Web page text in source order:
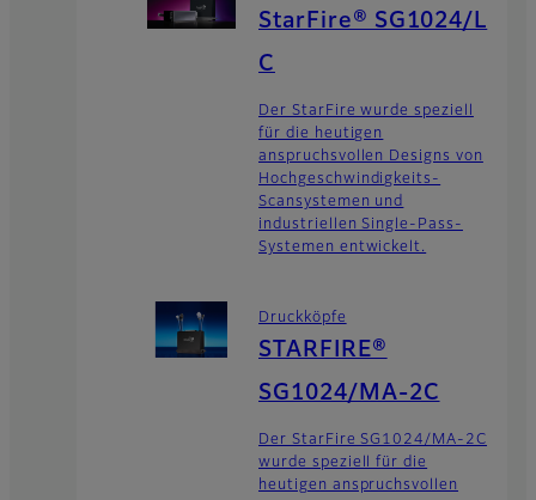
StarFire® SG1024/L
C
Der StarFire wurde speziell
für die heutigen
anspruchsvollen Designs von
Hochgeschwindigkeits-
Scansystemen und
industriellen Single-Pass-
Systemen entwickelt.
Druckköpfe
STARFIRE®
SG1024/MA-2C
Der StarFire SG1024/MA-2C
wurde speziell für die
heutigen anspruchsvollen